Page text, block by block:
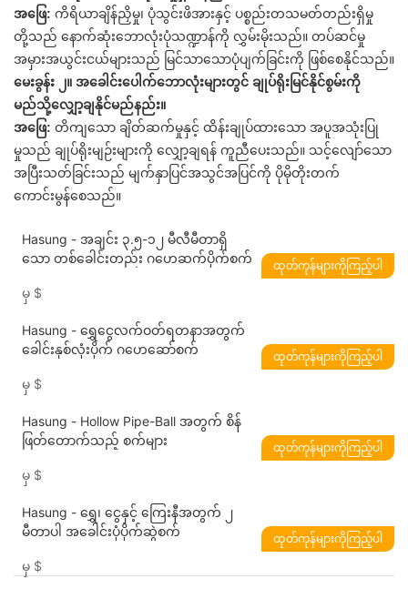
အဖြေ: ကိရိယာချိန်ညှိမှု၊ ပုံသွင်းဖိအားနှင့် ပစ္စည်းတသမတ်တည်းရှိမှု
တို့သည် နောက်ဆုံးဘောလုံးပုံသဏ္ဍာန်ကို လွှမ်းမိုးသည်။ တပ်ဆင်မှု
အမှားအယွင်းငယ်များသည် မြင်သာသောပုံပျက်ခြင်းကို ဖြစ်စေနိုင်သည်။
မေးခွန်း ၂။ အခေါင်းပေါက်ဘောလုံးများတွင် ချုပ်ရိုးမြင်နိုင်စွမ်းကို
မည်သို့လျှော့ချနိုင်မည်နည်း။
အဖြေ: တိကျသော ချိတ်ဆက်မှုနှင့် ထိန်းချုပ်ထားသော အပူအသုံးပြု
မှုသည် ချုပ်ရိုးမျဉ်းများကို လျှော့ချရန် ကူညီပေးသည်။ သင့်လျော်သော
အပြီးသတ်ခြင်းသည် မျက်နှာပြင်အသွင်အပြင်ကို ပိုမိုတိုးတက်
ကောင်းမွန်စေသည်။
Hasung - အချင်း ၃.၅-၁၂ မီလီမီတာရှိ
သော တစ်ခေါင်းတည်း ဂဟေဆက်ပိုက်စက်
မှ $
ထုတ်ကုန်များကိုကြည့်ပါ
Hasung - ရွှေငွေလက်ဝတ်ရတနာအတွက်
ခေါင်းနှစ်လုံးပိုက် ဂဟေဆော်စက်
မှ $
ထုတ်ကုန်များကိုကြည့်ပါ
Hasung - Hollow Pipe-Ball အတွက် စိန်
ဖြတ်တောက်သည့် စက်များ
မှ $
ထုတ်ကုန်များကိုကြည့်ပါ
Hasung - ရွှေ၊ ငွေနှင့် ကြေးနီအတွက် ၂
မီတာပါ အခေါင်းပုံပိုက်ဆွဲစက်
မှ $
ထုတ်ကုန်များကိုကြည့်ပါ